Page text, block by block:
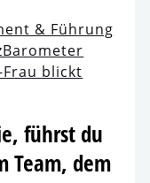
& Führung
führst du
Team, dem